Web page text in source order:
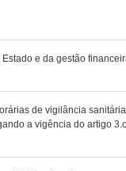
e da gestão
de vigilância
a vigência do artigo